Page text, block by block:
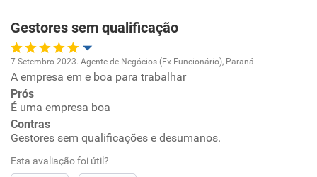
Gestores sem qualificação
Oportunidade de promoção
Ambiente de trabalho
7 Setembro 2023. Agente de Negócios (Ex-Funcionário), Paraná
A empresa em e boa para trabalhar
Prós
É uma empresa boa
Contras
Gestores sem qualificações e desumanos.
Esta avaliação foi útil?